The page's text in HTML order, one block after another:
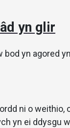
yn glir
yn agored
ni o
yn ei ddysgu